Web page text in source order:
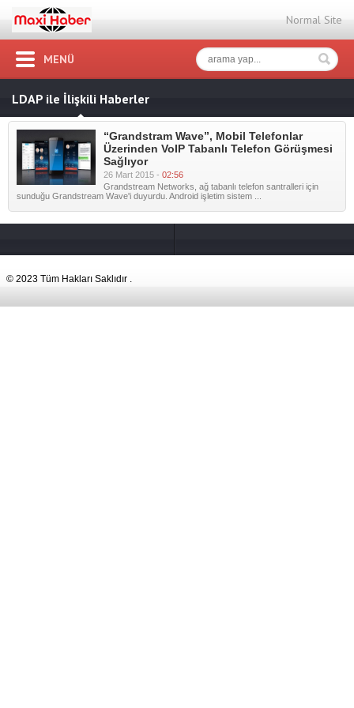
Normal Site
MENÜ
LDAP ile İlişkili Haberler
“Grandstram Wave”, Mobil Telefonlar
Üzerinden VoIP Tabanlı Telefon Görüşmesi
Sağlıyor
26 Mart 2015 - 02:56
Grandstream Networks, ağ tabanlı telefon santralleri için
sunduğu Grandstream Wave'i duyurdu. Android işletim sistem ...
© 2023 Tüm Hakları Saklıdır .